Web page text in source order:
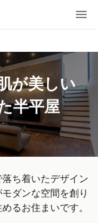
が美しい
半平屋
ち着いたデザイン
ダンな空間を創り
るお住まいです。